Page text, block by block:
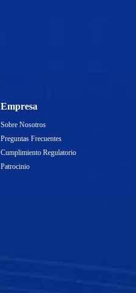
Empresa
Sobre Nosotros
Preguntas Frecuentes
Cumplimiento Regulatorio
Patrocinio